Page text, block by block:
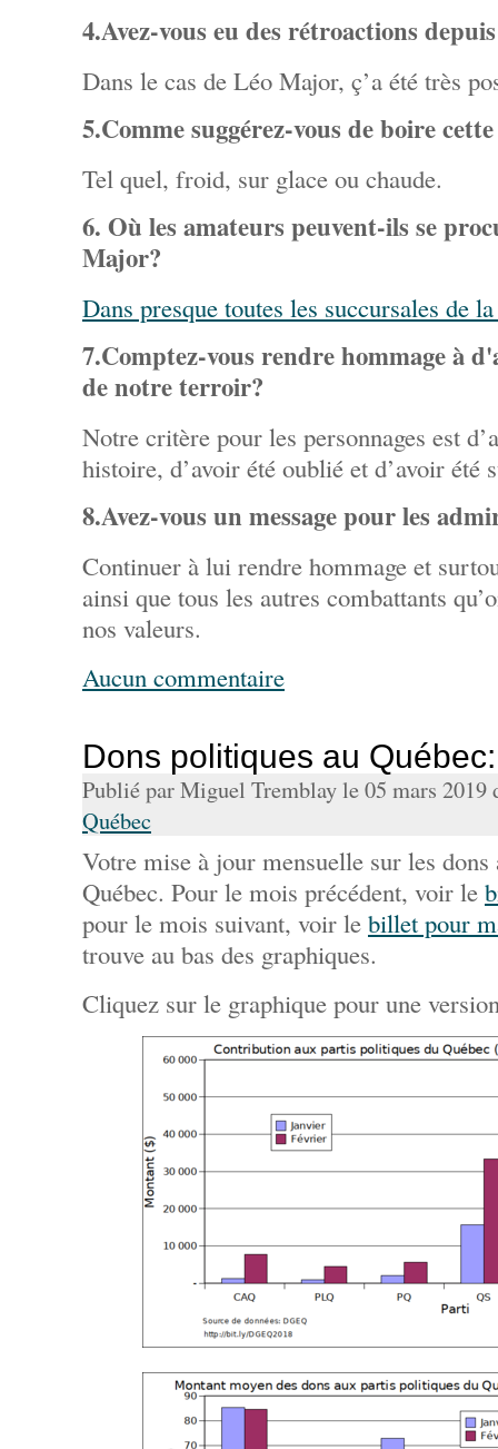
4.Avez-vous eu des rétroactions
Dans le cas de Léo Major, ç’a été très
5.Comme suggérez-vous de boire
Tel quel, froid, sur glace ou chaude.
6. Où les amateurs peuvent-ils se
Major?
Dans presque toutes les succursales de
7.Comptez-vous rendre hommage à
de notre terroir?
Notre critère pour les personnages est
histoire, d’avoir été oublié et d’avoir été
8.Avez-vous un message pour les
Continuer à lui rendre hommage et
ainsi que tous les autres combattants
nos valeurs.
Aucun commentaire
Dons politiques au
Publié par Miguel Tremblay le 05 mars 2019
Québec
Votre mise à jour mensuelle sur les
Québec. Pour le mois précédent, voir le
pour le mois suivant, voir le billet pour
trouve au bas des graphiques.
Cliquez sur le graphique pour une